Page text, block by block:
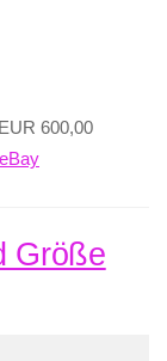
600,00
Größe